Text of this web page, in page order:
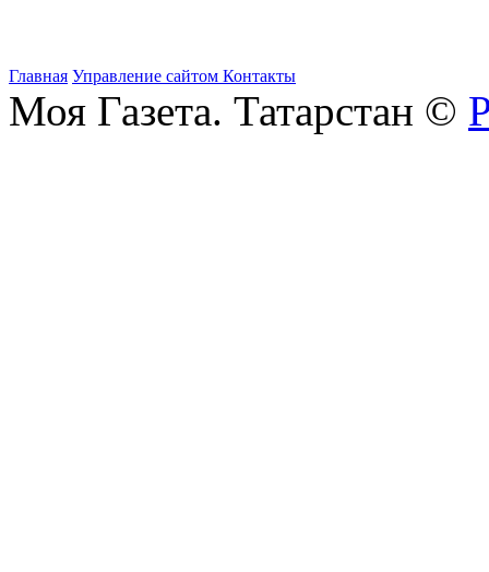
Главная Управление сайтом Контакты
Моя Газета. Татарстан ©